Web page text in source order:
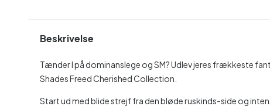
Beskrivelse
Tænder I på dominanslege og SM? Udlev jeres frækkeste
Shades Freed Cherished Collection.
Start ud med blide strejf fra den bløde ruskinds-side og